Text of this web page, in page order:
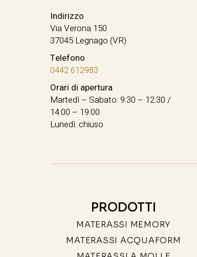
Indirizzo
Via Verona 150
37045 Legnago (VR)
Telefono
0442 612983
Orari di apertura
Martedì – Sabato: 9:30 – 12:30 /
14:00 – 19:00
Lunedì: chiuso
PRODOTTI
MATERASSI MEMORY
MATERASSI ACQUAFORM